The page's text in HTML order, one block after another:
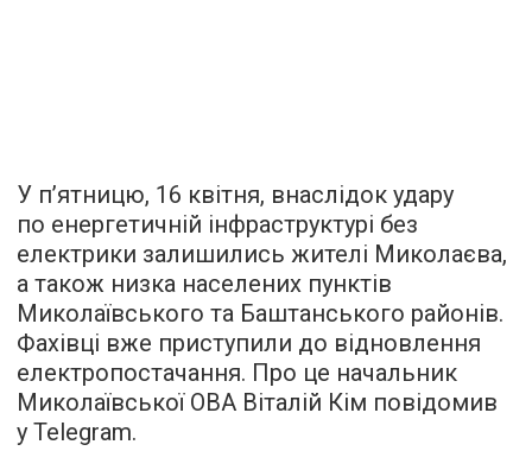
У п’ятницю, 16 квітня, внаслідок удару
по енергетичній інфраструктурі без
електрики залишились жителі Миколаєва,
а також низка населених пунктів
Миколаївського та Баштанського районів.
Фахівці вже приступили до відновлення
електропостачання. Про це начальник
Миколаївської ОВА Віталій Кім повідомив
у Telegram.